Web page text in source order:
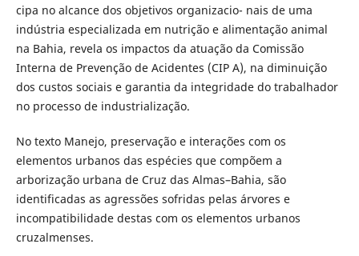
cipa no alcance dos objetivos organizacio- nais de uma
indústria especializada em nutrição e alimentação animal
na Bahia, revela os impactos da atuação da Comissão
Interna de Prevenção de Acidentes (CIP A), na diminuição
dos custos sociais e garantia da integridade do trabalhador
no processo de industrialização.
No texto Manejo, preservação e interações com os
elementos urbanos das espécies que compõem a
arborização urbana de Cruz das Almas–Bahia, são
identificadas as agressões sofridas pelas árvores e
incompatibilidade destas com os elementos urbanos
cruzalmenses.